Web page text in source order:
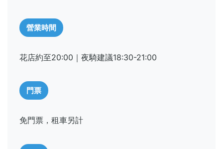
營業時間
花店約至20:00｜夜騎建議18:30-21:00
門票
免門票，租車另計